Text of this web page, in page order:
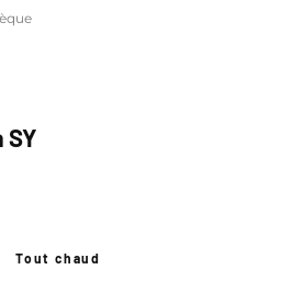
SY
Tout chaud